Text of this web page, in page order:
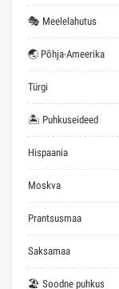
🎭 Meelelahutus
🌏 Põhja-Ameerika
Türgi
🏝 Puhkuseideed
Hispaania
Moskva
Prantsusmaa
Saksamaa
🏖 Soodne puhkus